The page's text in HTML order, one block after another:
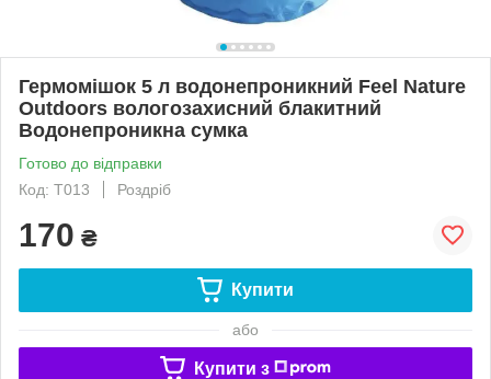
Гермомішок 5 л водонепроникний Feel Nature
Outdoors вологозахисний блакитний
Водонепроникна сумка
Готово до відправки
Код: Т013
Роздріб
170 ₴
Купити
або
Купити з